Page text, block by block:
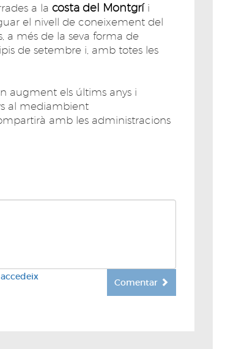
a la costa del Montgríi
el nivell de coneixement del
a més de la seva forma de
de setembre i, amb totes les
augment els últims anys i
al mediambient
amb les administracions
Comentar